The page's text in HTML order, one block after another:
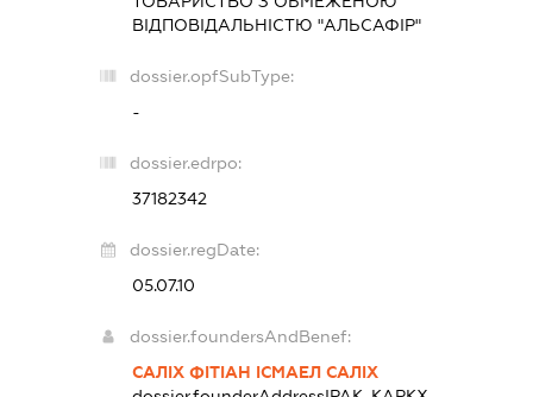
ВІДПОВІДАЛЬНІСТЮ "АЛЬСАФІР"
dossier.opfSubType:
-
dossier.edrpo:
37182342
dossier.regDate:
05.07.10
dossier.foundersAndBenef:
САЛІХ ФІТІАН ІСМАЕЛ САЛІХ